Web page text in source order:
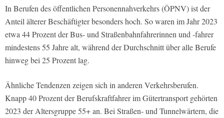
In Berufen des öffentlichen Personennahverkehrs (ÖPNV) ist der
Anteil älterer Beschäftigter besonders hoch. So waren im Jahr 2023
etwa 44 Prozent der Bus- und Straßenbahnfahrerinnen und -fahrer
mindestens 55 Jahre alt, während der Durchschnitt über alle Berufe
hinweg bei 25 Prozent lag.
Ähnliche Tendenzen zeigen sich in anderen Verkehrsberufen.
Knapp 40 Prozent der Berufskraftfahrer im Gütertransport gehörten
2023 der Altersgruppe 55+ an. Bei Straßen- und Tunnelwärtern, die